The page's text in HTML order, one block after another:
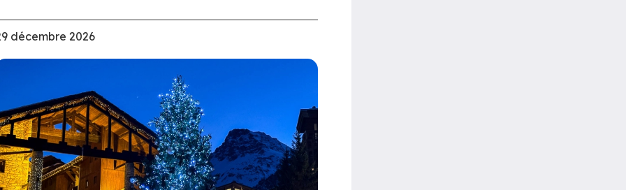
décembre 2026